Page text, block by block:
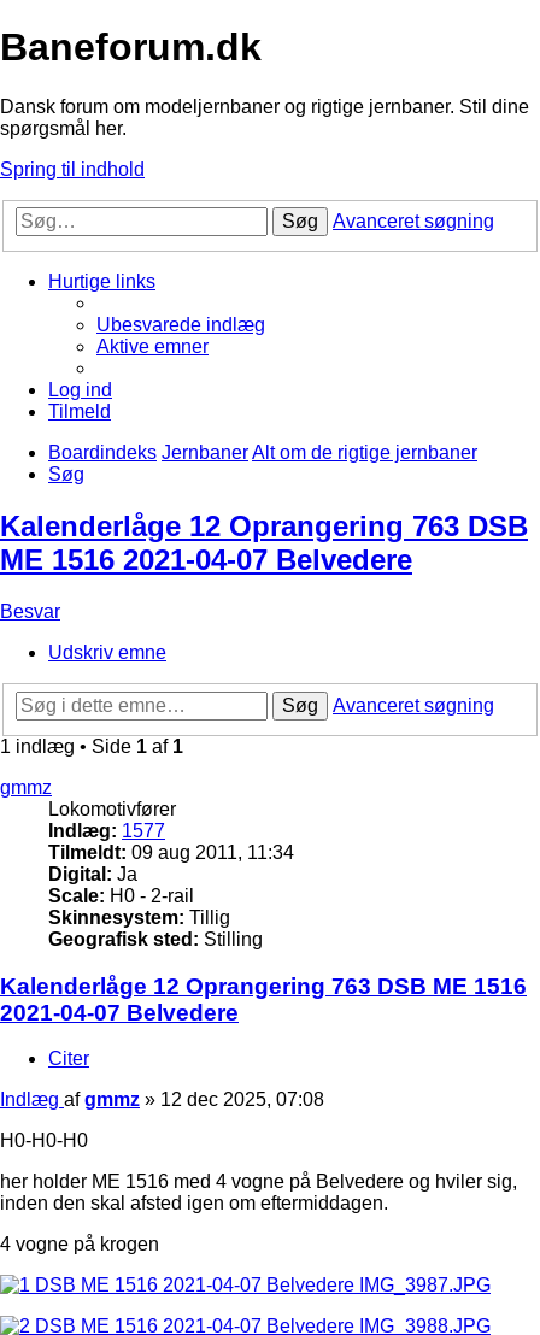
Baneforum.dk
Dansk forum om modeljernbaner og rigtige jernbaner. Stil dine
spørgsmål her.
Spring til indhold
Søg Avanceret søgning
Hurtige links
Ubesvarede indlæg
Aktive emner
Log ind
Tilmeld
Boardindeks JernbanerAlt om de rigtige jernbaner
Søg
Kalenderlåge 12 Oprangering 763 DSB
ME 1516 2021-04-07 Belvedere
Besvar
Udskriv emne
Søg
Avanceret søgning
1 indlæg • Side 1 af 1
gmmz
Lokomotivfører
Indlæg: 1577
Tilmeldt: 09 aug 2011, 11:34
Digital: Ja
Scale: H0 - 2-rail
Skinnesystem: Tillig
Geografisk sted: Stilling
Kalenderlåge 12 Oprangering 763 DSB ME 1516
2021-04-07 Belvedere
Citer
Indlæg afgmmz » 12 dec 2025, 07:08
H0-H0-H0
her holder ME 1516 med 4 vogne på Belvedere og hviler sig,
inden den skal afsted igen om eftermiddagen.
4 vogne på krogen